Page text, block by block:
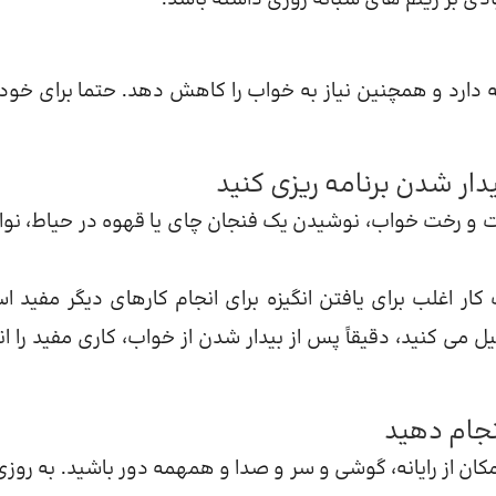
و همچنین نیاز به خواب را کاهش دهد. حتما برای
و رخت خواب، نوشیدن یک فنجان چای یا قهوه در حیاط،
برای یافتن انگیزه برای انجام کارهای دیگر مفید
کنید، دقیقاً پس از بیدار شدن از خواب، کاری مفید را
از رایانه، گوشی و سر و صدا و همهمه دور باشید. به